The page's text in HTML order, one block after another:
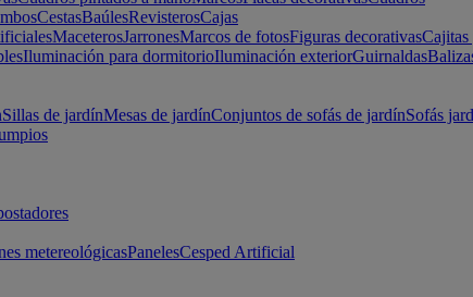
CestasBaúlesRevisterosCajas
MaceterosJarronesMarcos de fotosFiguras decorativas
Iluminación para dormitorioIluminación exteriorGuirnaldas
Sillas de jardínMesas de jardínConjuntos de sofás de jardínSofás
metereológicasPanelesCesped Artificial